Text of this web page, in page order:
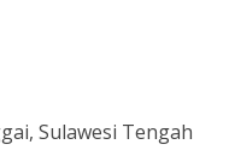
Sulawesi Tengah